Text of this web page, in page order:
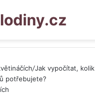
/Jak vypočítat, kolik
potřebujete?